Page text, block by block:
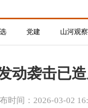
党建 山河观察
动袭击已
时间：2026-03-02